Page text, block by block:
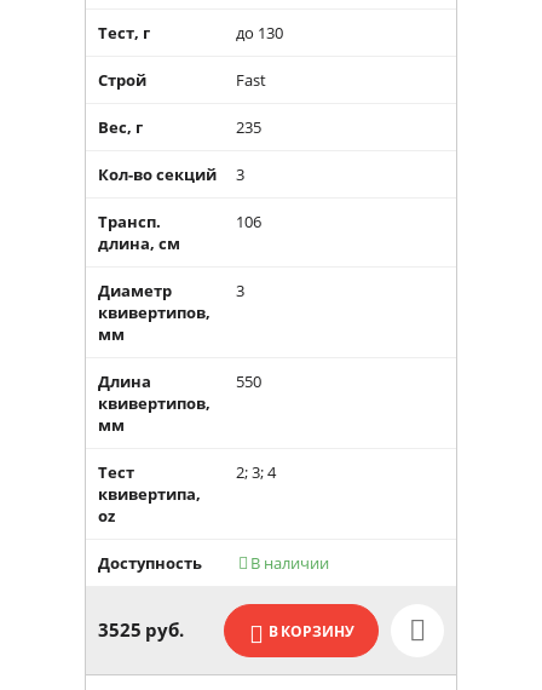
Тест, г до 130
Строй Fast
Вес, г 235
Кол-во секций 3
Трансп.
длина, см
106
Диаметр
квивертипов,
мм
3
Длина
квивертипов,
мм
550
Тест
квивертипа,
oz
2; 3; 4
Доступность В наличии

3525 руб. В КОРЗИНУ